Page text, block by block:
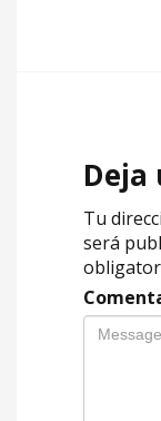
Deja
Tu
será